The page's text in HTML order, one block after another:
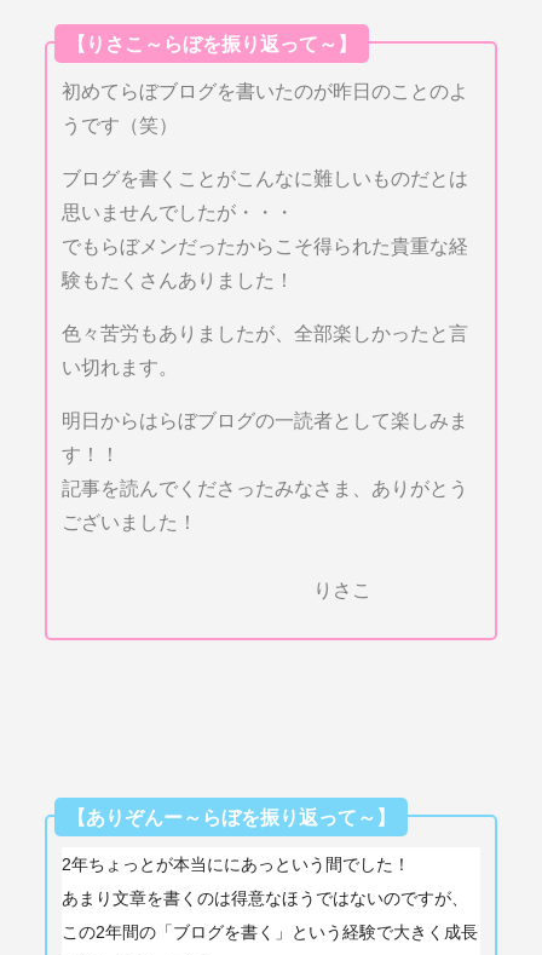
【りさこ～らぼを振り返って～】
初めてらぼブログを書いたのが昨日のことのよ
うです（笑）
ブログを書くことがこんなに難しいものだとは
思いませんでしたが・・・
でもらぼメンだったからこそ得られた貴重な経
験もたくさんありました！
色々苦労もありましたが、全部楽しかったと言
い切れます。
明日からはらぼブログの一読者として楽しみま
す！！
記事を読んでくださったみなさま、ありがとう
ございました！
りさこ
【ありぞんー～らぼを振り返って～】
2年ちょっとが本当ににあっという間でした！
あまり文章を書くのは得意なほうではないのですが、
この2年間の「ブログを書く」 という経験で大きく成長